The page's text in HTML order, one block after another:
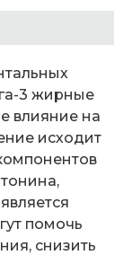
3 жирные
влияние на
исходит
помочь
снизить